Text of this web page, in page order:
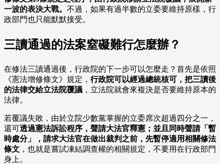
一波的表決大戰。 不過，如果有過半數的立委要維持原樣，行
政部門也只能默默接受。
三讀通過的法案窒礙難行怎麼辦？
在修法三讀通過後，行政院的下一步可以怎麼走？首先是依照
《憲法增修條文》規定， 行政院可以經過總統核可，把三讀後
的法律交給立法院覆議 ，立法院就會來複決是否要維持原本的
法律。
若覆議失敗，由於立院少數黨掌握的立委席次超過四分之一，
還可透過憲法訴訟程序，聲請大法官釋憲；並且同時聲請「暫
時處分」，請求大法官在做出裁判之前，先暫停適用相關修法
條文 ，也就是嘗試凍結調查權的相關規定，不要用在行政部門
身上。